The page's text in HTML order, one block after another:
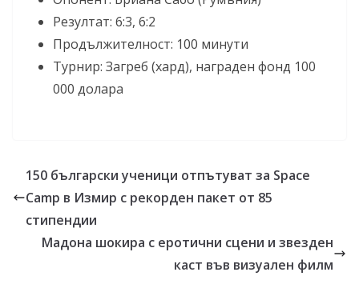
Резултат: 6:3, 6:2
Продължителност: 100 минути
Турнир: Загреб (хард), награден фонд 100
000 долара
150 български ученици отпътуват за Space
Camp в Измир с рекорден пакет от 85
стипендии
Мадона шокира с еротични сцени и звезден
каст във визуален филм